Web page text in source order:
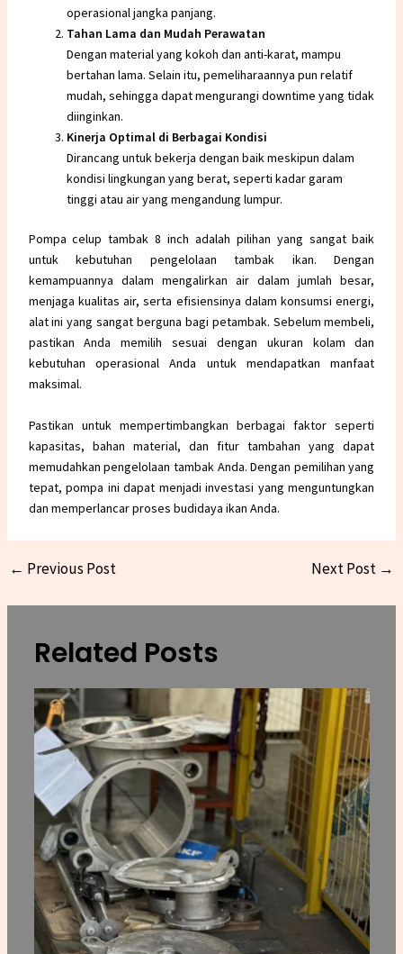
operasional jangka panjang.
Tahan Lama dan Mudah Perawatan
Dengan material yang kokoh dan anti-karat, mampu
bertahan lama. Selain itu, pemeliharaannya pun relatif
mudah, sehingga dapat mengurangi downtime yang tidak
diinginkan.
Kinerja Optimal di Berbagai Kondisi
Dirancang untuk bekerja dengan baik meskipun dalam
kondisi lingkungan yang berat, seperti kadar garam
tinggi atau air yang mengandung lumpur.
Pompa celup tambak 8 inch adalah pilihan yang sangat baik
untuk kebutuhan pengelolaan tambak ikan. Dengan
kemampuannya dalam mengalirkan air dalam jumlah besar,
menjaga kualitas air, serta efisiensinya dalam konsumsi energi,
alat ini yang sangat berguna bagi petambak. Sebelum membeli,
pastikan Anda memilih sesuai dengan ukuran kolam dan
kebutuhan operasional Anda untuk mendapatkan manfaat
maksimal.
Pastikan untuk mempertimbangkan berbagai faktor seperti
kapasitas, bahan material, dan fitur tambahan yang dapat
memudahkan pengelolaan tambak Anda. Dengan pemilihan yang
tepat, pompa ini dapat menjadi investasi yang menguntungkan
dan memperlancar proses budidaya ikan Anda.
← Previous Post Next Post →
Related Posts